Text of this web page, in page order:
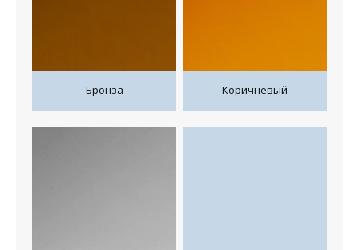
Бронза Коричневый